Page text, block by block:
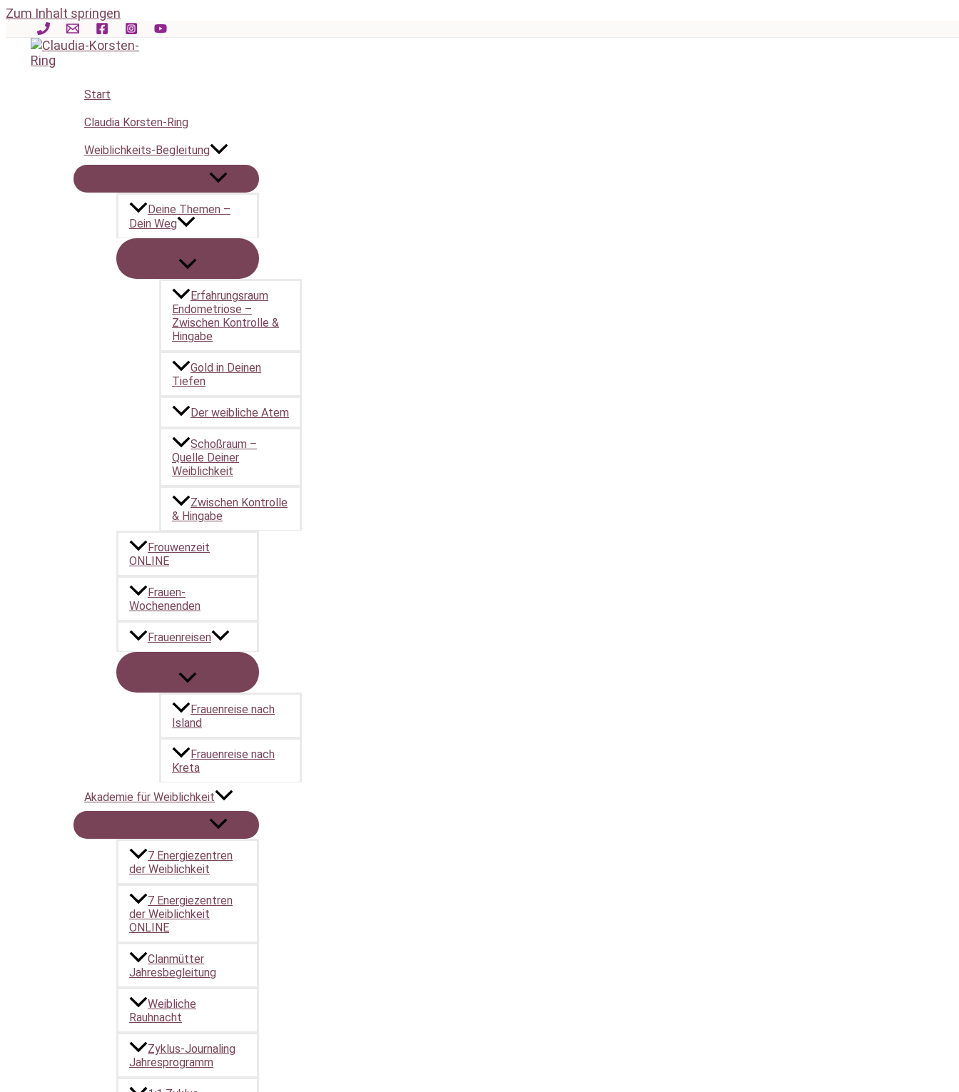
Zum Inhalt springen
Start
Claudia Korsten-Ring
Weiblichkeits-Begleitung
Deine Themen –
Dein Weg
Erfahrungsraum
Endometriose –
Zwischen Kontrolle &
Hingabe
Gold in Deinen
Tiefen
Der weibliche Atem
Schoßraum –
Quelle Deiner
Weiblichkeit
Zwischen Kontrolle
& Hingabe
Frouwenzeit
ONLINE
Frauen-
Wochenenden
Frauenreisen
Frauenreise nach
Island
Frauenreise nach
Kreta
Akademie für Weiblichkeit
7 Energiezentren
der Weiblichkeit
7 Energiezentren
der Weiblichkeit
ONLINE
Clanmütter
Jahresbegleitung
Weibliche
Rauhnacht
Zyklus-Journaling
Jahresprogramm
0 Veranstaltungen gefunden.